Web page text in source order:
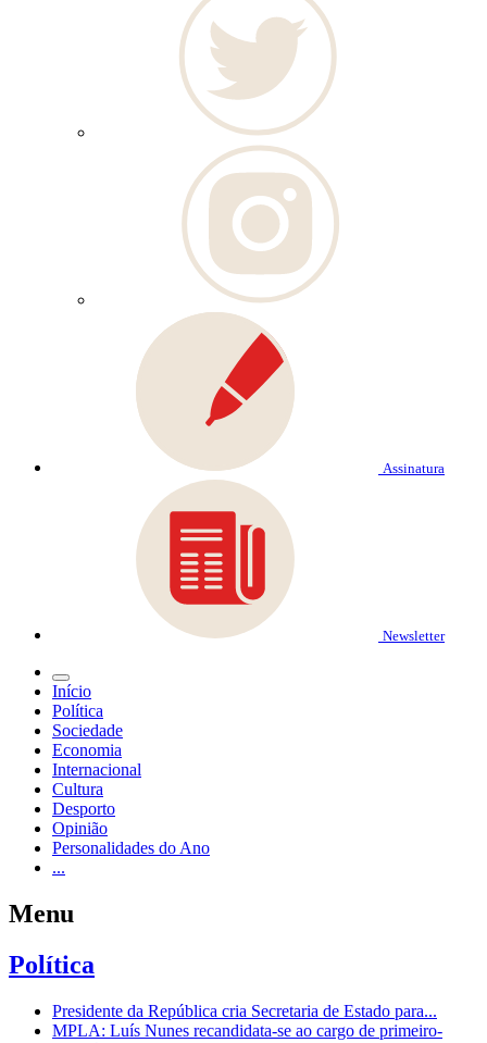
Assinatura
Newsletter
Início
Política
Sociedade
Economia
Internacional
Cultura
Desporto
Opinião
Personalidades do Ano
...
Menu
Política
Presidente da República cria Secretaria de Estado para...
MPLA: Luís Nunes recandidata-se ao cargo de primeiro-